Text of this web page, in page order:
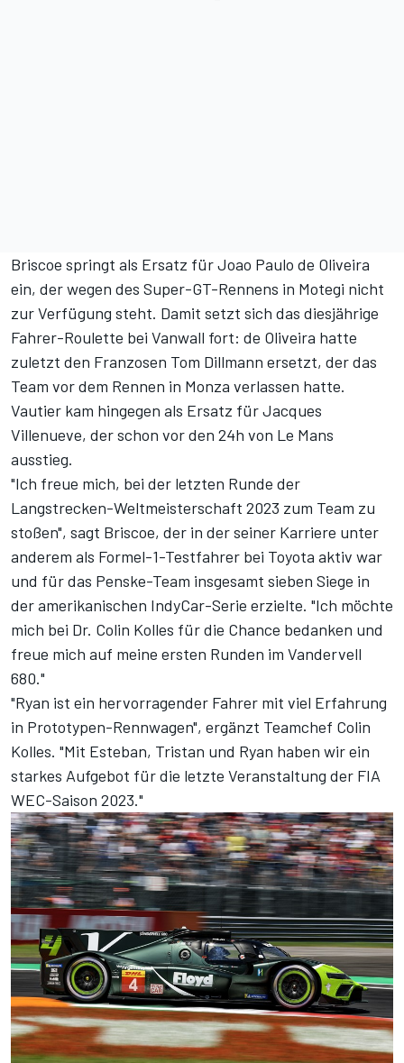
Briscoe springt als Ersatz für Joao Paulo de Oliveira
ein, der wegen des Super-GT-Rennens in Motegi nicht
zur Verfügung steht. Damit setzt sich das diesjährige
Fahrer-Roulette bei Vanwall fort: de Oliveira hatte
zuletzt den Franzosen Tom Dillmann ersetzt, der das
Team vor dem Rennen in Monza verlassen hatte.
Vautier kam hingegen als Ersatz für Jacques
Villenueve, derschon vor den 24h von Le Mans
ausstieg.
"Ich freue mich, bei der letzten Runde der
Langstrecken-Weltmeisterschaft 2023 zum Team zu
stoßen", sagt Briscoe, der in der seiner Karriere unter
anderem als Formel-1-Testfahrer bei Toyota aktiv war
und für das Penske-Team insgesamt sieben Siege in
der amerikanischen IndyCar-Serie erzielte. "Ich möchte
mich bei Dr. Colin Kolles für die Chance bedanken und
freue mich auf meine ersten Runden im Vandervell
680."
"Ryan ist ein hervorragender Fahrer mit viel Erfahrung
in Prototypen-Rennwagen", ergänzt Teamchef Colin
Kolles. "Mit Esteban, Tristan und Ryan haben wir ein
starkes Aufgebot für die letzte Veranstaltung der FIA
WEC-Saison 2023."